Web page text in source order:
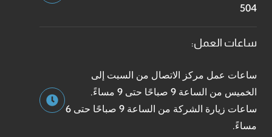
504
ساعات العمل:
ساعات عمل مركز الاتصال من السبت إلى
الخميس من الساعة 9 صباحًا حتى 9 مساءً.
ساعات زيارة الشركة من الساعة 9 صباحًا حتى 6
مساءً.